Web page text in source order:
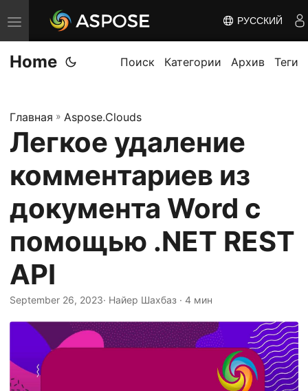
П
е
р
л
ю
и
ь
н
а
в
и
и
РУССКИЙ
Home Поиск Категории Архив Теги
Главная » Aspose.Clouds
Легкое удаление
комментариев из
документа Word с
помощью .NET REST
API
September 26, 2023· Найер Шахбаз · 4 мин